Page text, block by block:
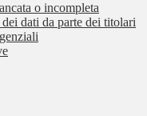
o incompleta
dati da parte dei titolari